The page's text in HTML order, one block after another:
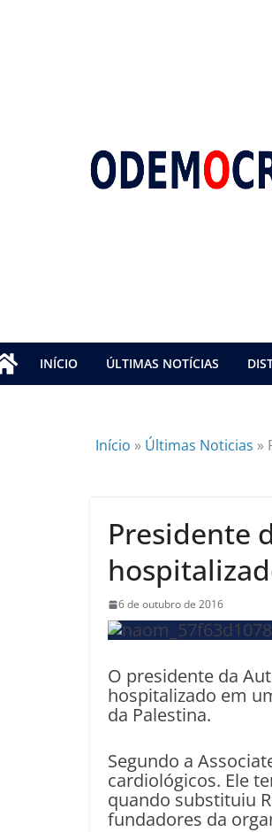
INÍCIO ÚLTIMAS NOTÍCIAS
Início » Últimas Noticias »
Presidente
6 de outubro de 2016
O presidente da
hospitalizado em
da Palestina.
Segundo a
cardiológicos. Ele
quando substituiu
fundadores da